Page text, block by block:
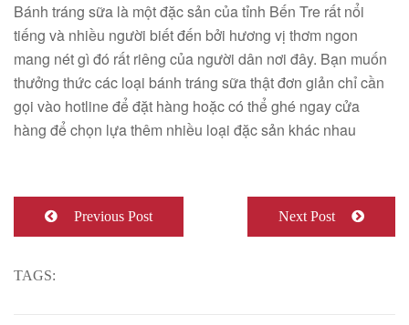
Bánh tráng sữa là một đặc sản của tỉnh Bến Tre rất nổi
tiếng và nhiều người biết đến bởi hương vị thơm ngon
mang nét gì đó rất riêng của người dân nơi đây. Bạn muốn
thưởng thức các loại bánh tráng sữa thật đơn giản chỉ cần
gọi vào hotline để đặt hàng hoặc có thể ghé ngay cửa
hàng để chọn lựa thêm nhiều loại đặc sản khác nhau
Previous Post Next Post
TAGS: